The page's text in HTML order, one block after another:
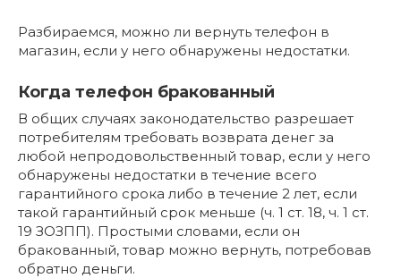
Разбираемся, можно ли вернуть телефон в
магазин, если у него обнаружены недостатки.
Когда телефон бракованный
В общих случаях законодательство разрешает
потребителям требовать возврата денег за
любой непродовольственный товар, если у него
обнаружены недостатки в течение всего
гарантийного срока либо в течение 2 лет, если
такой гарантийный срок меньше (ч. 1 ст. 18, ч. 1 ст.
19 ЗОЗПП). Простыми словами, если он
бракованный, товар можно вернуть, потребовав
обратно деньги.